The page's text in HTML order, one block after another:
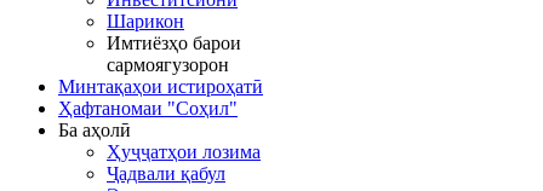
Шарикон
Имтиёзҳо барои
сармоягузорон
Минтақаҳои истироҳатӣ
Ҳафтаномаи "Соҳил"
Ба аҳолӣ
Ҳуҷҷатҳои лозима
Ҷадвали қабул